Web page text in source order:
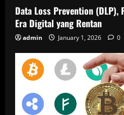
Data Loss Prevention (DLP),
Era Digital yang Rentan
admin January 1, 2026 0